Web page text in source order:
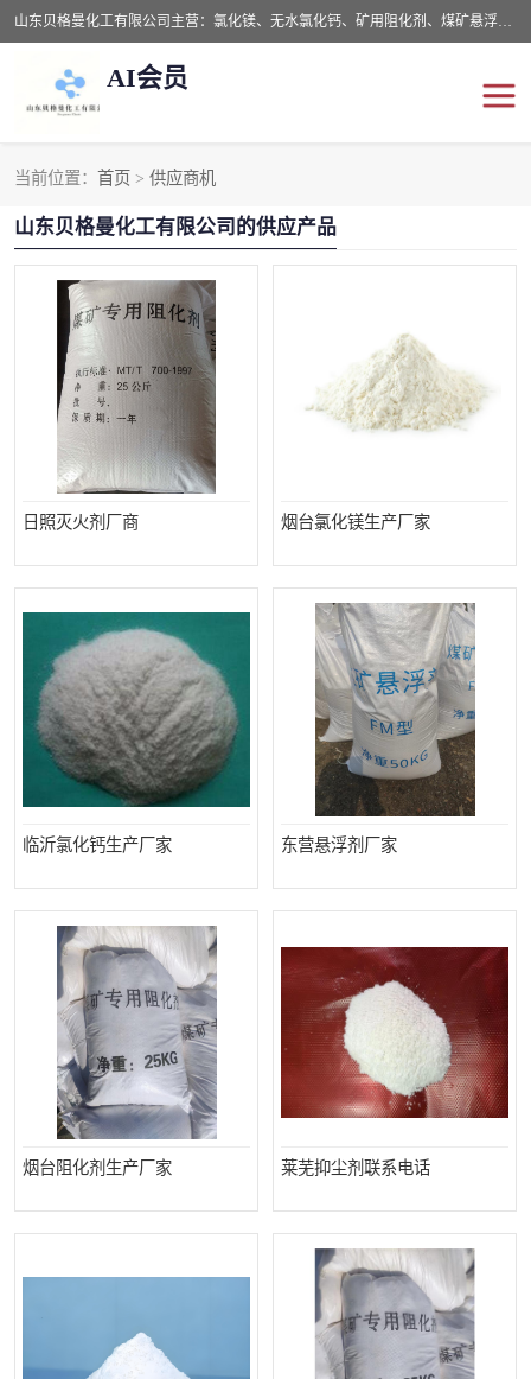
山东贝格曼化工有限公司主营：氯化镁、无水氯化钙、矿用阻化剂、煤矿悬浮剂、道路抑尘剂、氢氧化镁，防灭火剂等，公司位于山东省潍坊市滨海经济开发区,是专业从事对各种精细化工集研究、开发、制造于一体的现代化大型跨境化工企业，公司本着诚信经营、给每一位客户提供专业服务。
AI会员
当前位置： 首页 > 供应商机
山东贝格曼化工有限公司的供应产品
日照灭火剂厂商 烟台氯化镁生产厂家
临沂氯化钙生产厂家 东营悬浮剂厂家
烟台阻化剂生产厂家 莱芜抑尘剂联系电话
灭火剂 氯化钙
氯化镁
氢氧化镁